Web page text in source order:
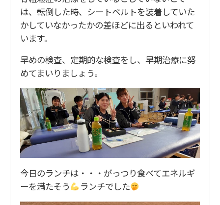
は、転倒した時、シートベルトを装着していた
かしていなかったかの差ほどに出るといわれて
います。
早めの検査、定期的な検査をし、早期治療に努
めてまいりましょう。
今日のランチは・・・がっつり食べてエネルギ
ーを満たそう
ランチでした